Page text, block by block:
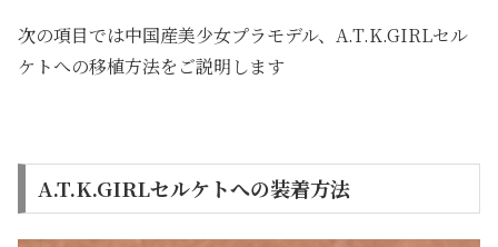
次の項目では中国産美少女プラモデル、A.T.K.GIRLセル
ケトへの移植方法をご説明します
A.T.K.GIRLセルケトへの装着方法